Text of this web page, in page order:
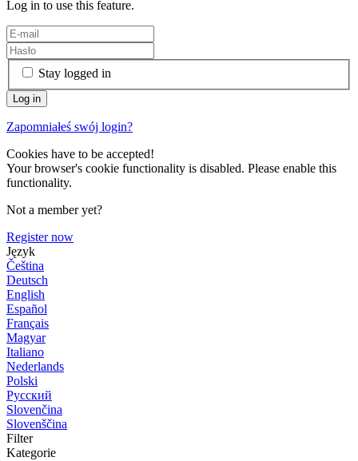
Log in to use this feature.
Stay logged in
Zapomniałeś swój login?
Cookies have to be accepted!
Your browser's cookie functionality is disabled. Please enable this
functionality.
Not a member yet?
Register now
Język
Čeština
Deutsch
English
Español
Français
Magyar
Italiano
Nederlands
Polski
Русский
Slovenčina
Slovenščina
Filter
Kategorie